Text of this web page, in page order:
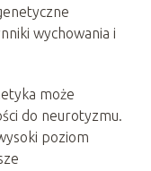
wychowania i
może
do neurotyzmu.
poziom